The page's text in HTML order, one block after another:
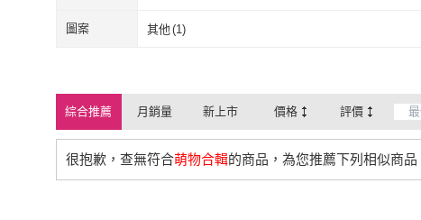
紙質
圖案 其他 (1)
綜合推薦 月銷量 新上市 價格 評價
很抱歉，查無符合萌物合輯的商品，為您推薦下列相似商品